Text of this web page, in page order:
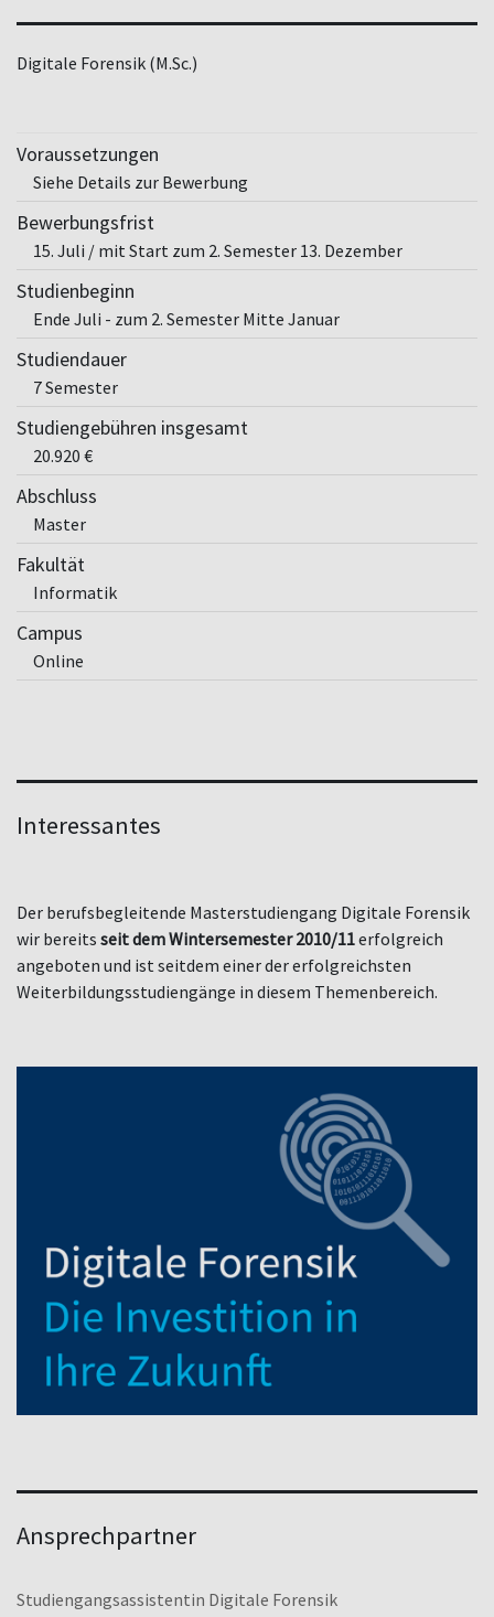
Digitale Forensik (M.Sc.)
Voraussetzungen
Siehe Details zur Bewerbung
Bewerbungsfrist
15. Juli / mit Start zum 2. Semester 13. Dezember
Studienbeginn
Ende Juli - zum 2. Semester Mitte Januar
Studiendauer
7 Semester
Studiengebühren insgesamt
20.920 €
Abschluss
Master
Fakultät
Informatik
Campus
Online
Interessantes
Der berufsbegleitende Masterstudiengang Digitale Forensik
wir bereits seit dem Wintersemester 2010/11erfolgreich
angeboten und ist seitdem einer der erfolgreichsten
Weiterbildungsstudiengänge in diesem Themenbereich.
Ansprechpartner
Studiengangsassistentin Digitale Forensik